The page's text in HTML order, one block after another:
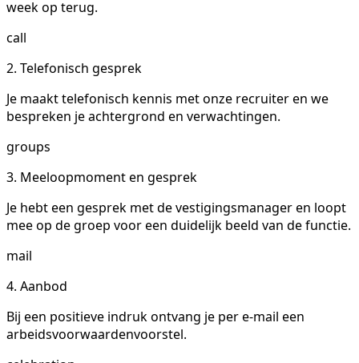
week op terug.
call
2. Telefonisch gesprek
Je maakt telefonisch kennis met onze recruiter en we
bespreken je achtergrond en verwachtingen.
groups
3. Meeloopmoment en gesprek
Je hebt een gesprek met de vestigingsmanager en loopt
mee op de groep voor een duidelijk beeld van de functie.
mail
4. Aanbod
Bij een positieve indruk ontvang je per e-mail een
arbeidsvoorwaardenvoorstel.